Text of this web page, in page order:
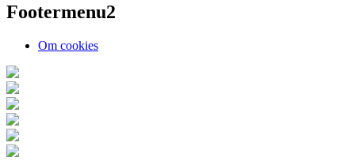
Footermenu2
Om cookies